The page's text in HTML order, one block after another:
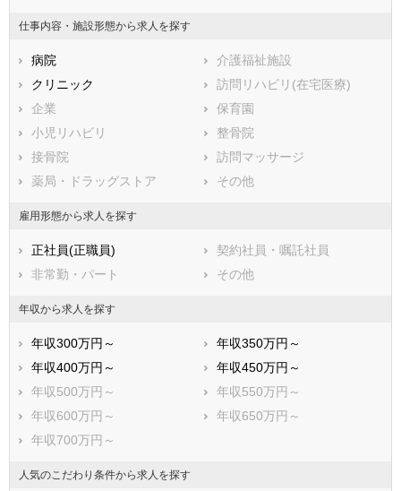
大阪市北区
大阪市中央区
堺市すべて
堺市堺区
堺市中区
堺市東区
堺市西区
堺市南区
堺市北区
堺市美原区
市部
池田市
吹田市
泉大津市
高槻市
貝塚市
八尾市
泉佐野市
富田林市
寝屋川市
河内長野市
松原市
大東市
和泉市
箕面市
羽曳野市
仕事内容・施設形態から求人を探す
病院
介護福祉施設
クリニック
訪問リハビリ(在宅医療)
企業
保育園
小児リハビリ
整骨院
接骨院
訪問マッサージ
薬局・ドラッグストア
その他
雇用形態から求人を探す
正社員(正職員)
契約社員・嘱託社員
非常勤・パート
その他
年収から求人を探す
年収300万円～
年収350万円～
年収400万円～
年収450万円～
年収500万円～
年収550万円～
年収600万円～
年収650万円～
年収700万円～
人気のこだわり条件から求人を探す